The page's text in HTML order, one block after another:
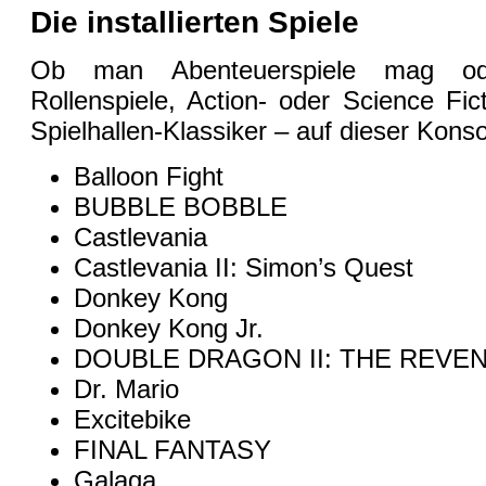
Die installierten Spiele
Ob man Abenteuerspiele mag
Rollenspiele, Action- oder Science
Spielhallen-Klassiker – auf dieser
Balloon Fight
BUBBLE BOBBLE
Castlevania
Castlevania II: Simon’s Quest
Donkey Kong
Donkey Kong Jr.
DOUBLE DRAGON II: THE
Dr. Mario
Excitebike
FINAL FANTASY